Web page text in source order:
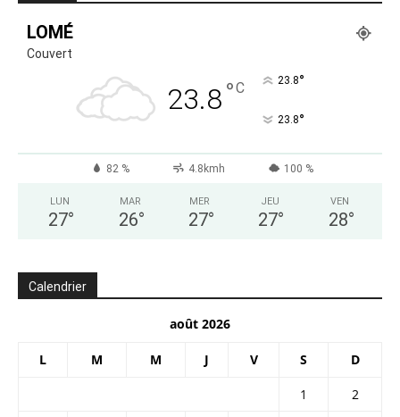
LOMÉ
Couvert
23.8°C 23.8°
23.8°
82 % 4.8kmh 100 %
LUN
27°
MAR
26°
MER
27°
JEU
27°
VEN
28°
Calendrier
août 2026
L M M J V S D
1
2